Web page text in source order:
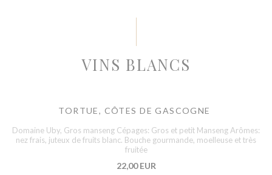
VINS BLANCS
TORTUE, CÔTES DE GASCOGNE
Domaine Uby, Gros manseng Cépages: Gros et petit Manseng Arômes:
nez frais, juteux de fruits blanc. Bouche gourmande, moelleuse et très
fruitée
22,00 EUR